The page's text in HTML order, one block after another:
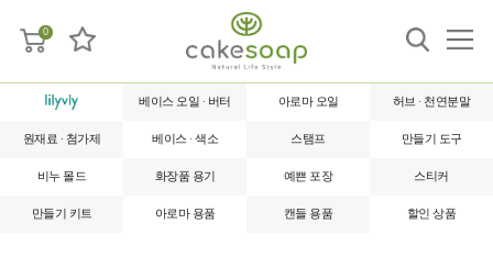
0
베이스 오일 · 버터 아로마 오일 허브 · 천연분말
원재료 · 첨가제 베이스 · 색소 스탬프 만들기 도구
비누 몰드 화장품 용기 예쁜 포장 스티커
만들기 키트 아로마 용품 캔들 용품 할인 상품